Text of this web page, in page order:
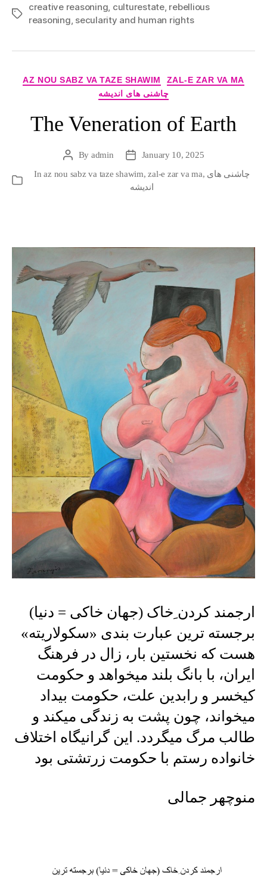
Tags
creative reasoning culturestate, rebellious
reasoning secularity and human rights
Categories
AZ NOU SABZ VA TAZE SHAWIM
ZAL-E ZAR VA MA
چاشنی های اندیشه
The Veneration of Earth
PostBy admin
PostJanuary 10, 2025
Inaz nou sabz va taze shawim,zal-e zar va ma, چاشنی های
اندیشه
ارجمند کردن ِخاک (جهان خاکی = دنیا)
برجسته ترین عبارت بندی «سکولاریته»
هست که نخستین بار، زال در فرهنگ
ایران، با بانگ بلند میخواهد و حکومت
کیخسر و رابدین علت، حکومت بیداد
میخواند، چون پشت به زندگی میکند و
طالب مرگ میگردد. این گرانیگاه اختلاف
خانواده رستم با حکومت زرتشتی بود
منوچهر جمالی